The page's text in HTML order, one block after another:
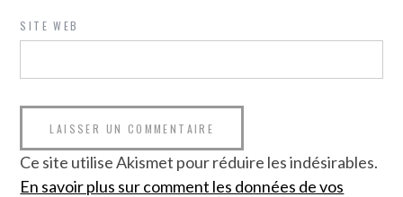
SITE WEB
Ce site utilise Akismet pour réduire les indésirables.
En savoir plus sur comment les données de vos